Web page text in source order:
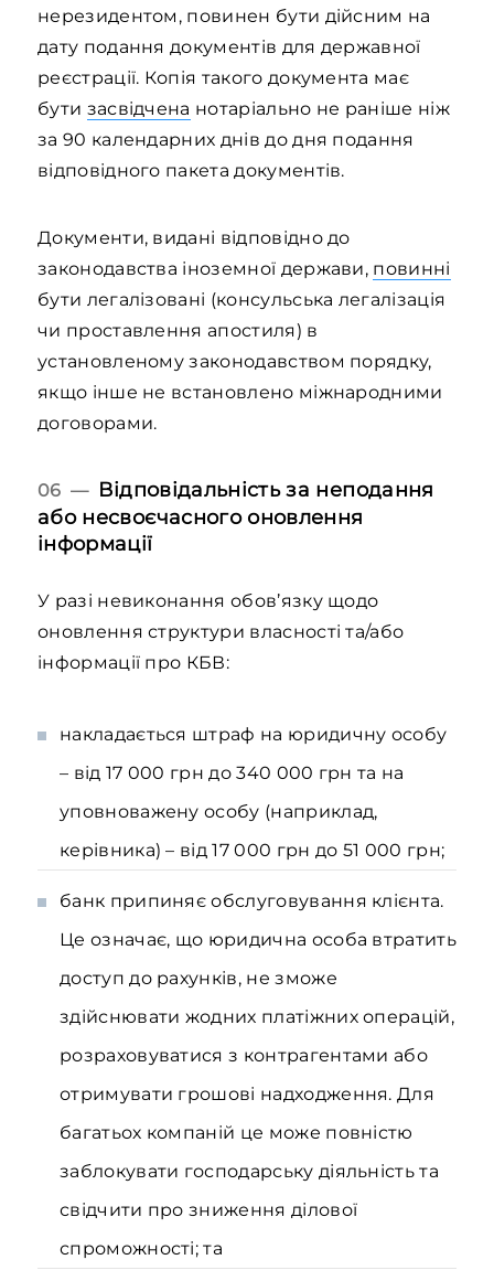
нерезидентом, повинен бути дійсним на
дату подання документів для державної
реєстрації. Копія такого документа має
бути засвідчена нотаріально не раніше ніж
за 90 календарних днів до дня подання
відповідного пакета документів.
Документи, видані відповідно до
законодавства іноземної держави, повинні
бути легалізовані (консульська легалізація
чи проставлення апостиля) в
установленому законодавством порядку,
якщо інше не встановлено міжнародними
договорами.
06 — Відповідальність за неподання
або несвоєчасного оновлення
інформації
У разі невиконання обов’язку щодо
оновлення структури власності та/або
інформації про КБВ:
накладається штраф на юридичну особу
– від 17 000 грн до 340 000 грн та на
уповноважену особу (наприклад,
керівника) – від 17 000 грн до 51 000 грн;
банк припиняє обслуговування клієнта.
Це означає, що юридична особа втратить
доступ до рахунків, не зможе
здійснювати жодних платіжних операцій,
розраховуватися з контрагентами або
отримувати грошові надходження. Для
багатьох компаній це може повністю
заблокувати господарську діяльність та
свідчити про зниження ділової
спроможності; та